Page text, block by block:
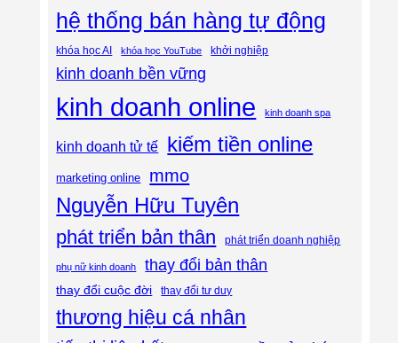
hệ thống bán hàng tự động
khóa học AI khóa học YouTube khởi nghiệp
kinh doanh bền vững
kinh doanh online kinh doanh spa
kinh doanh tử tế kiếm tiền online
marketing online mmo
Nguyễn Hữu Tuyên
phát triển bản thân phát triển doanh nghiệp
phụ nữ kinh doanh thay đổi bản thân
thay đổi cuộc đời thay đổi tư duy
thương hiệu cá nhân